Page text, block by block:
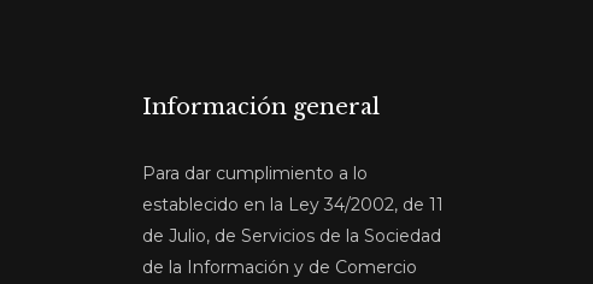
Información general
Para dar cumplimiento a lo
establecido en la Ley 34/2002, de 11
de Julio, de Servicios de la Sociedad
de la Información y de Comercio